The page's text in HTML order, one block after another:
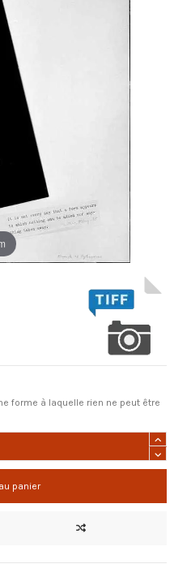
forme à laquelle rien ne peut être
panier